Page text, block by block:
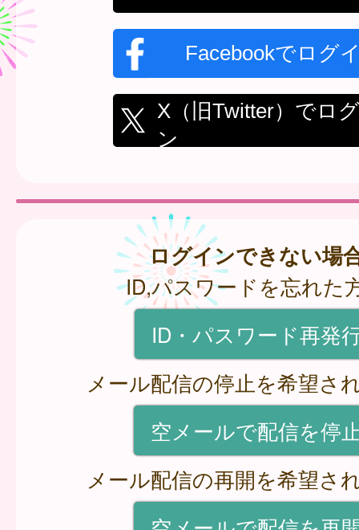
Facebookでログ
X（旧Twitter）でロ
ン
ログインできない場
ID,パスワードを忘れた
ID・パスワード再発
メール配信の停止を希望さ
空メールで配信を停
メール配信の再開を希望さ